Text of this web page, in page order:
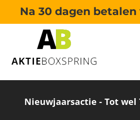
Na 30 dagen betalen
Nieuwjaarsactie - Tot wel